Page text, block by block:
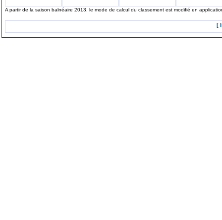
A partir de la saison balnéaire 2013, le mode de calcul du classement est modifié en
[